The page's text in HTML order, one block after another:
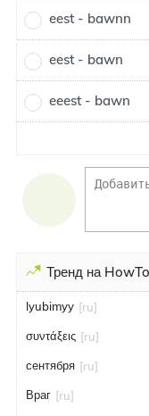
eest - bawnn
eest - bawn
eeest - bawn
Тренд на
lyubimyy [ru]
συντάξεις [ru]
сентября [ru]
Враг [ru]